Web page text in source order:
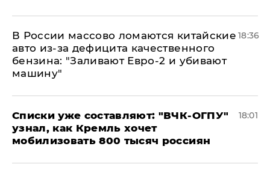
В России массово ломаются китайские
авто из-за дефицита качественного
бензина: "Заливают Евро-2 и убивают
машину"
18:36
Списки уже составляют: "ВЧК-ОГПУ"
узнал, как Кремль хочет
мобилизовать 800 тысяч россиян
18:01